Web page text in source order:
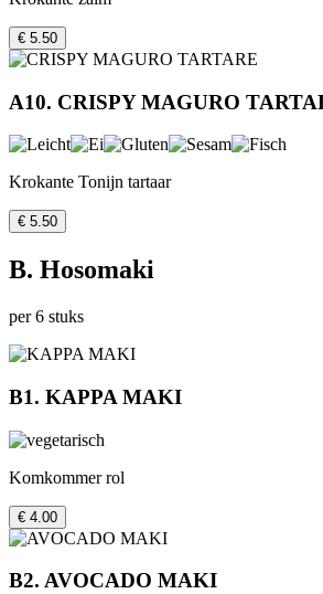
€ 5.50
A10. CRISPY MAGURO
Krokante Tonijn tartaar
€ 5.50
B. Hosomaki
per 6 stuks
B1. KAPPA MAKI
Komkommer rol
€ 4.00
B2. AVOCADO MAKI